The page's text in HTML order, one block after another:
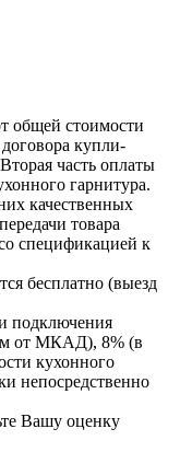
общей стоимости
купли-
часть оплаты
гарнитура.
качественных
товара
спецификацией к
бесплатно (выезд
подключения
от МКАД), 8% (в
кухонного
непосредственно
Вашу оценку